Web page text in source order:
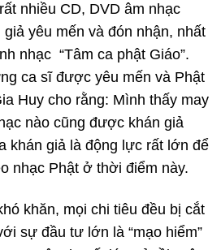
nhiều CD, DVD âm nhạc
yêu mến và đón nhận, nhất
nhạc “Tâm ca phật Giáo”.
ca sĩ được yêu mến và Phật
Huy cho rằng: Mình thấy may
nào cũng được khán giả
khán giả là động lực rất lớn để
nhạc Phật ở thời điểm này.
khăn, mọi chi tiêu đều bị cắt
sự đầu tư lớn là “mạo hiểm”